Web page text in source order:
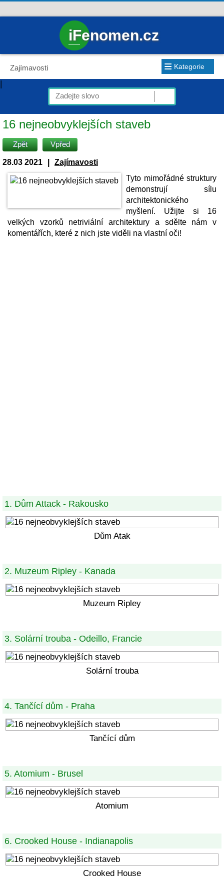
iFenomen.cz
Zajímavosti ≡ Kategorie
|
16 nejneobvyklejších staveb
Zpět Vpřed
28.03 2021
Zajímavosti
Tyto mimořádné struktury
demonstrují sílu
architektonického
myšlení. Užijte si 16
velkých vzorků netriviální architektury a sdělte nám v
komentářích, které z nich jste viděli na vlastní oči!
1. Dům Attack - Rakousko
Dům Atak
2. Muzeum Ripley - Kanada
Muzeum Ripley
3. Solární trouba - Odeillo, Francie
Solární trouba
4. Tančící dům - Praha
Tančící dům
5. Atomium - Brusel
Atomium
6. Crooked House - Indianapolis
Crooked House